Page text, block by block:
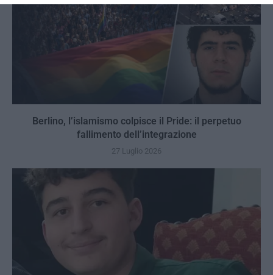
Berlino, l’islamismo colpisce il Pride: il perpetuo
fallimento dell’integrazione
27 Luglio 2026